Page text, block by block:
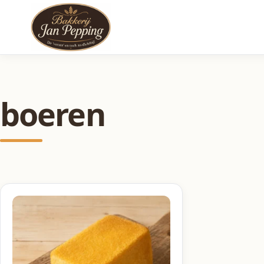
boeren